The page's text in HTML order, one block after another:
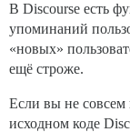
В Discourse есть
упоминаний
«новых»
ещё строже.
Если вы не совсем
исходном коде